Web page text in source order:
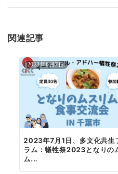
シ
ン
関連記事
2023年6月7日
2023年7月1日、多文化共生
ラム：犠牲祭2023となりの
ム...